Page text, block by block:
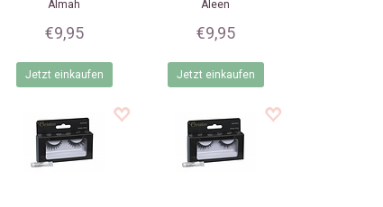
Almah
€9,95
Jetzt einkaufen
Aleen
€9,95
Jetzt einkaufen